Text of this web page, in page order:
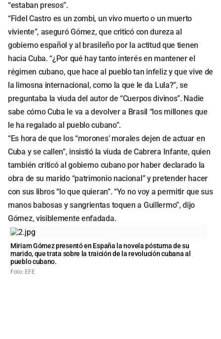
“estaban presos”.
“Fidel Castro es un zombi, un vivo muerto o un muerto
viviente”, aseguró Gómez, que criticó con dureza al
gobierno español y al brasileño por la actitud que tienen
hacia Cuba. “¿Por qué hay tanto interés en mantener el
régimen cubano, que hace al pueblo tan infeliz y que vive de
la limosna internacional, como la que le da Lula?”, se
preguntaba la viuda del autor de “Cuerpos divinos”. Nadie
sabe cómo Cuba le va a devolver a Brasil “los millones que
le ha regalado al pueblo cubano”.
“Es hora de que los “morones’ morales dejen de actuar en
Cuba y se callen”, insistió la viuda de Cabrera Infante, quien
también criticó al gobierno cubano por haber declarado la
obra de su marido “patrimonio nacional” y pretender hacer
con sus libros “lo que quieran”. “Yo no voy a permitir que sus
manos babosas y sangrientas toquen a Guillermo”, dijo
Gómez, visiblemente enfadada.
Miriam Gómez presentó en España la novela póstuma de su
marido, que trata sobre la traición de la revolución cubana al
pueblo cubano.
Foto: EFE